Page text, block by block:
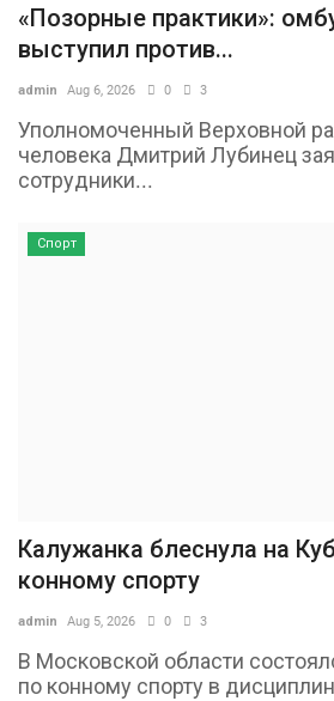
«Позорные практики»:
выступил против...
admin Aug 6, 2026 0 3
Уполномоченный Верховной
человека Дмитрий Лубинец
сотрудники...
Спорт
Калужанка блеснула на
конному спорту
admin Aug 5, 2026 0 3
В Московской области
по конному спорту в